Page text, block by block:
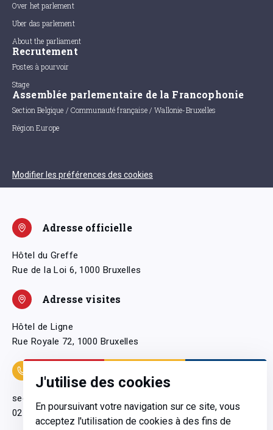
J'utilise des cookies
En poursuivant votre navigation sur ce site, vous
acceptez l'utilisation de cookies à des fins de
Over het parlement
Uber das parlement
About the parliament
Recrutement
Postes à pourvoir
Stage
Assemblée parlementaire de la Francophonie
Section Belgique / Communauté française / Wallonie-Bruxelles
Région Europe
Modifier les préférences des cookies
Adresse officielle
Hôtel du Greffe
Rue de la Loi 6, 1000 Bruxelles
Adresse visites
Hôtel de Ligne
Rue Royale 72, 1000 Bruxelles
secretariatgeneral@pfwb.be
02 506 38 11